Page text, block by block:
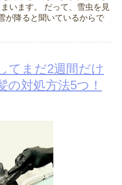
います。 だって、雪虫を見
が降ると聞いているからで
てまだ2週間だけ
の対処方法5つ！